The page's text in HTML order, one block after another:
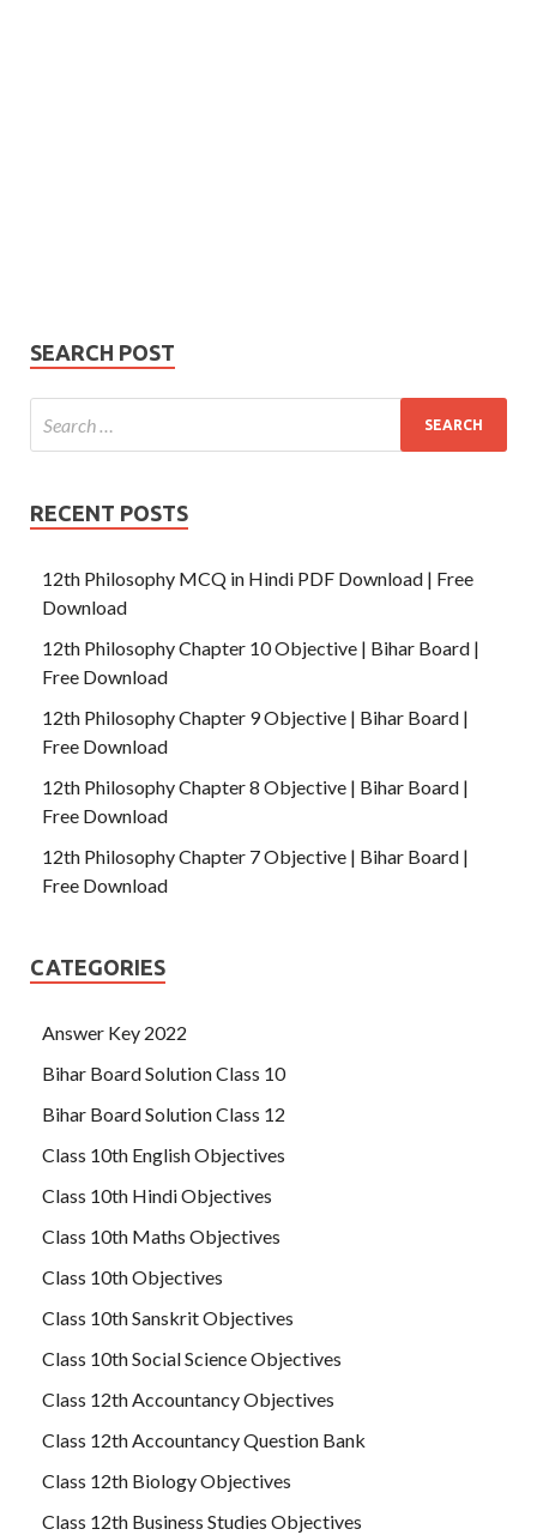
SEARCH POST
RECENT POSTS
12th Philosophy MCQ in Hindi PDF Download | Free
Download
12th Philosophy Chapter 10 Objective | Bihar Board |
Free Download
12th Philosophy Chapter 9 Objective | Bihar Board |
Free Download
12th Philosophy Chapter 8 Objective | Bihar Board |
Free Download
12th Philosophy Chapter 7 Objective | Bihar Board |
Free Download
CATEGORIES
Answer Key 2022
Bihar Board Solution Class 10
Bihar Board Solution Class 12
Class 10th English Objectives
Class 10th Hindi Objectives
Class 10th Maths Objectives
Class 10th Objectives
Class 10th Sanskrit Objectives
Class 10th Social Science Objectives
Class 12th Accountancy Objectives
Class 12th Accountancy Question Bank
Class 12th Biology Objectives
Class 12th Business Studies Objectives